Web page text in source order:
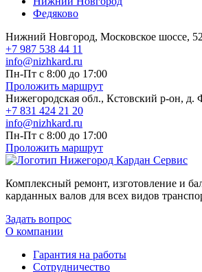
Федяково
Нижний Новгород, Московское шоссе,
+7 987 538 44 11
info@nizhkard.ru
Пн-Пт с 8:00 до 17:00
Проложить маршрут
Нижегородская обл., Кстовский р-он, д.
+7 831 424 21 20
info@nizhkard.ru
Пн-Пт с 8:00 до 17:00
Проложить маршрут
Комплексный ремонт, изготовление и
карданных валов для всех видов
Задать вопрос
О компании
Гарантия на работы
Сотрудничество